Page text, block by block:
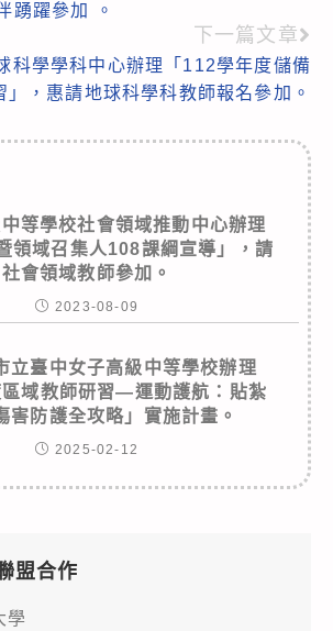
踴躍參加 。
下一篇文章
科學學科中心辦理「112學年度儲備
」，惠請地球科學科教師報名參加。
等學校社會領域推動中心辦理
領域召集人108課綱宣導」，請
社會領域教師參加。
2023-08-09
立臺中女子高級中等學校辦理
區域教師研習—運動護航：貼紮
害防護全攻略」實施計畫。
2025-02-12
盟合作
學